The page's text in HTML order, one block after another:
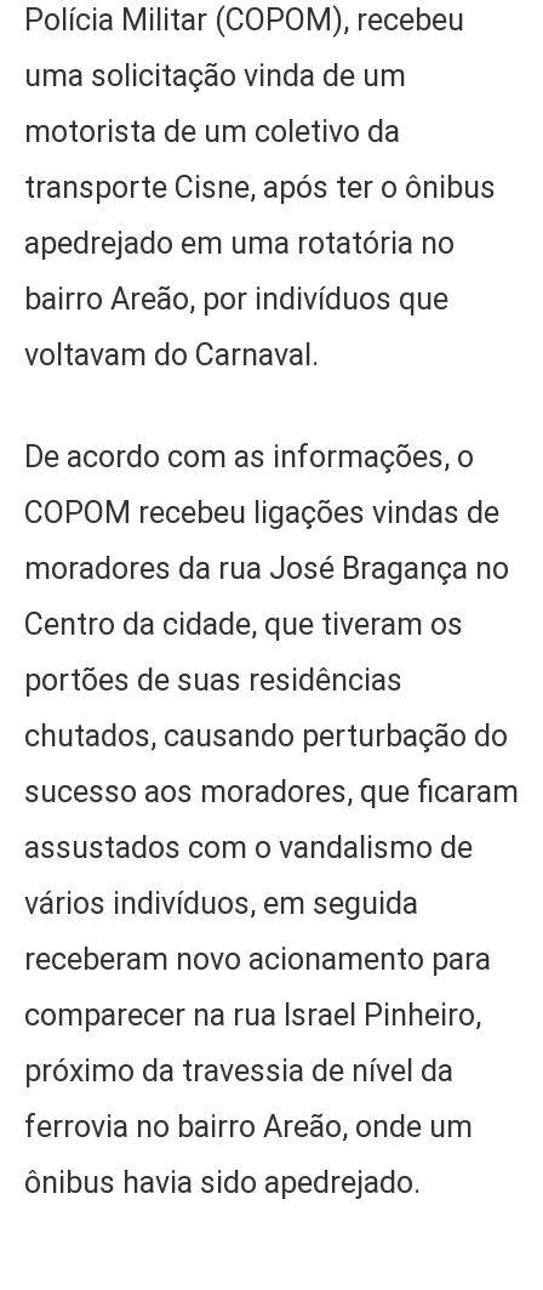
Polícia Militar (COPOM), recebeu
uma solicitação vinda de um
motorista de um coletivo da
transporte Cisne, após ter o ônibus
apedrejado em uma rotatória no
bairro Areão, por indivíduos que
voltavam do Carnaval.
De acordo com as informações, o
COPOM recebeu ligações vindas de
moradores da rua José Bragança no
Centro da cidade, que tiveram os
portões de suas residências
chutados, causando perturbação do
sucesso aos moradores, que ficaram
assustados com o vandalismo de
vários indivíduos, em seguida
receberam novo acionamento para
comparecer na rua Israel Pinheiro,
próximo da travessia de nível da
ferrovia no bairro Areão, onde um
ônibus havia sido apedrejado.